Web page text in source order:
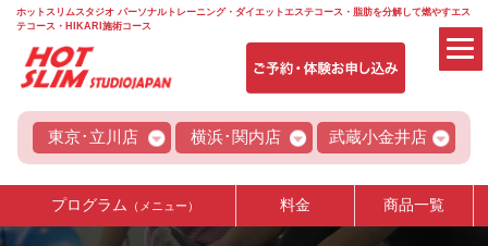
ホットスリムスタジオ パーソナルトレーニング・ダイエットエステコース・脂肪を分解して燃やすエス
テコース・HIKARI施術コース
東京･立川店 横浜･関内店 武蔵小金井店
プログラム （メニュー） 料金 商品一覧